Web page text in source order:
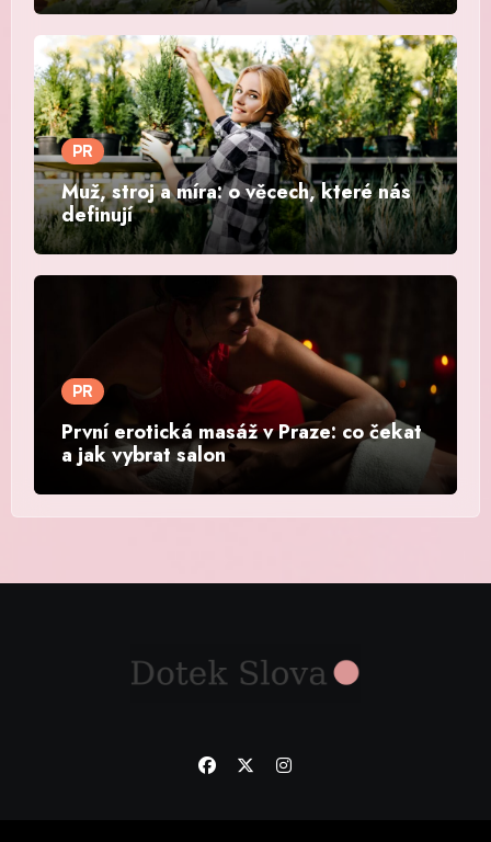
PR
Muž, stroj a míra: o věcech, které nás
definují
PR
První erotická masáž v Praze: co čekat
a jak vybrat salon